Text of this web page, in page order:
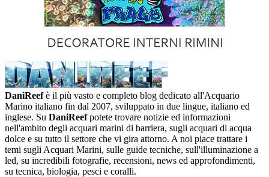
DaniReefè il più vasto e completo blog dedicato all'Acquario
Marino italiano fin dal 2007, sviluppato in due lingue, italiano ed
inglese. Su DaniReefpotete trovare notizie ed informazioni
nell'ambito degli acquari marini di barriera, sugli acquari di acqua
dolce e su tutto il settore che vi gira attorno. A noi piace trattare i
temi sugli Acquari Marini, sulle guide tecniche, sull'illuminazione a
led, su incredibili fotografie, recensioni, news ed approfondimenti,
su tecnica, biologia, pesci e coralli.